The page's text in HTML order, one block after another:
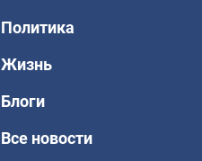
Политика
Жизнь
Блоги
Все новости